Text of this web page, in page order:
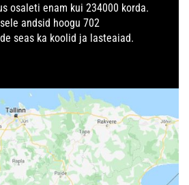
osaleti enam kui 234000 korda.
andsid hoogu 702
seas ka koolid ja lasteaiad.